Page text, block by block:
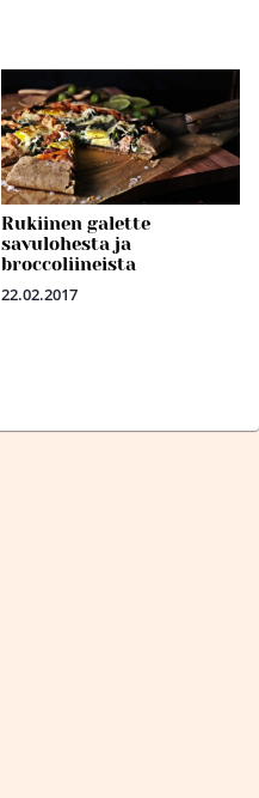
Rukiinen galette
savulohesta ja
broccoliineista
22.02.2017